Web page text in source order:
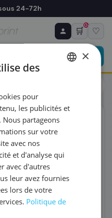
24-72h
🛒
0
♡
achat — notre équipe
SOUHAITÉE
×
des
pour
les publicités et
partageons
sur votre
avec nos
et d'analyse qui
avec d'autres
leur avez fournies
lors de votre
Politique de